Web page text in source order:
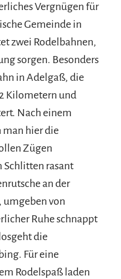
Vergnügen für
Gemeinde in
zwei Rodelbahnen,
sorgen. Besonders
in Adelgaß, die
Kilometern und
Nach einem
hier die
Zügen
Schlitten rasant
an der
umgeben von
Ruhe schnappt
die
Für eine
Rodelspaß laden